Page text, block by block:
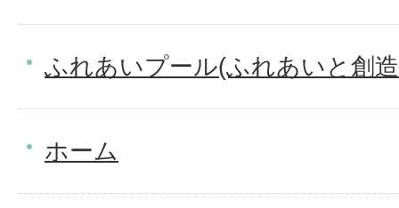
ふれあいプール(ふれあいと創
ホーム